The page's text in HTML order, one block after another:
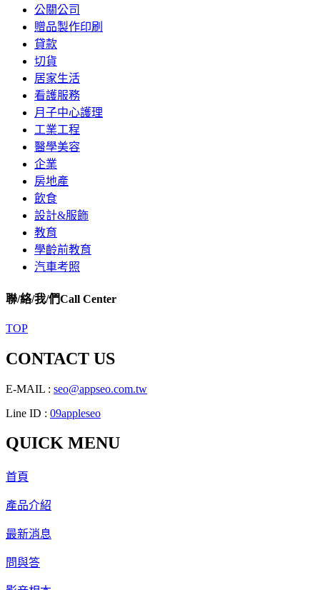
公關公司
贈品製作印刷
貸款
切貨
居家生活
看護服務
月子中心護理
工業工程
醫學美容
企業
房地產
飲食
設計&服飾
教育
學齡前教育
汽車考照
聯/絡/我/們Call Center
TOP
CONTACT US
E-MAIL : seo@appseo.com.tw
Line ID : 09appleseo
QUICK MENU
首頁
產品介紹
最新消息
問與答